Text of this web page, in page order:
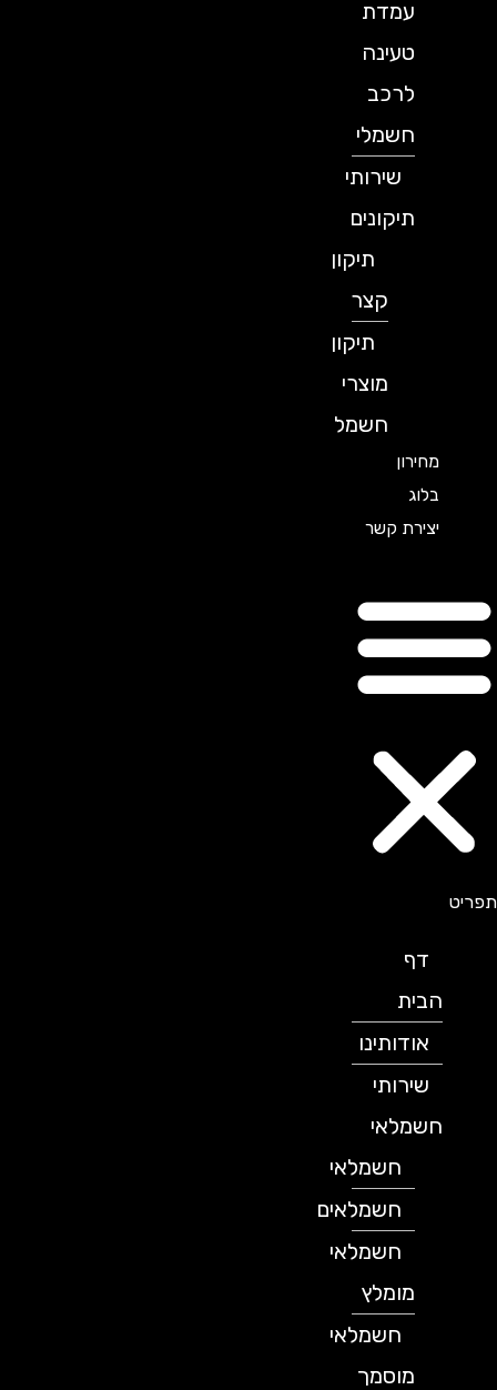
עמדת
טעינה
לרכב
חשמלי
שירותי
תיקונים
תיקון
תיקון
מוצרי
חשמל
מחירון
יצירת קשר
הבית
אודותינו
שירותי
חשמלאי
חשמלאי
חשמלאים
חשמלאי
מומלץ
חשמלאי
מוסמך